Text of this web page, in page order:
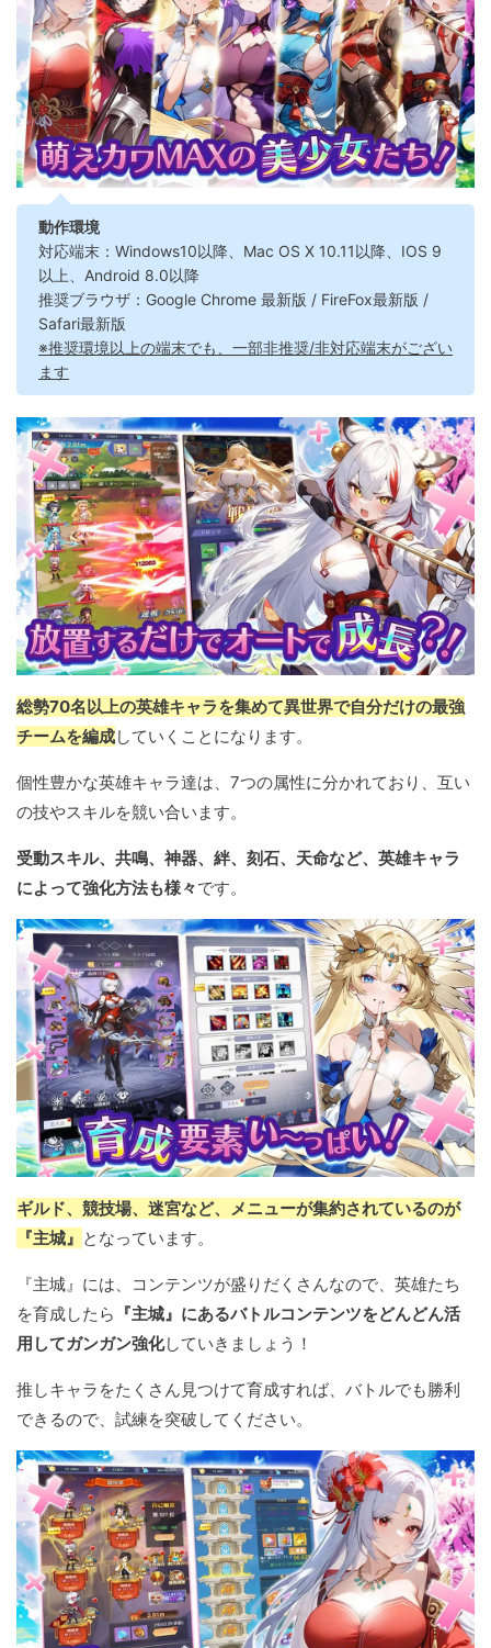
動作環境
対応端末：Windows10以降、Mac OS X 10.11以降、IOS 9
以上、Android 8.0以降
推奨ブラウザ：Google Chrome 最新版 / FireFox最新版 /
Safari最新版
※推奨環境以上の端末でも、一部非推奨/非対応端末がござい
ます
総勢70名以上の英雄キャラを集めて異世界で自分だけの最強
チームを編成していくことになります。
個性豊かな英雄キャラ達は、7つの属性に分かれており、互い
の技やスキルを競い合います。
受動スキル、共鳴、神器、絆、刻石、天命など、英雄キャラ
によって強化方法も様々です。
ギルド、競技場、迷宮など、メニューが集約されているのが
『主城』 となっています。
『主城』には、コンテンツが盛りだくさんなので、英雄たち
を育成したら 『主城』にあるバトルコンテンツをどんどん活
用してガンガン強化していきましょう！
推しキャラをたくさん見つけて育成すれば、バトルでも勝利
できるので、試練を突破してください。